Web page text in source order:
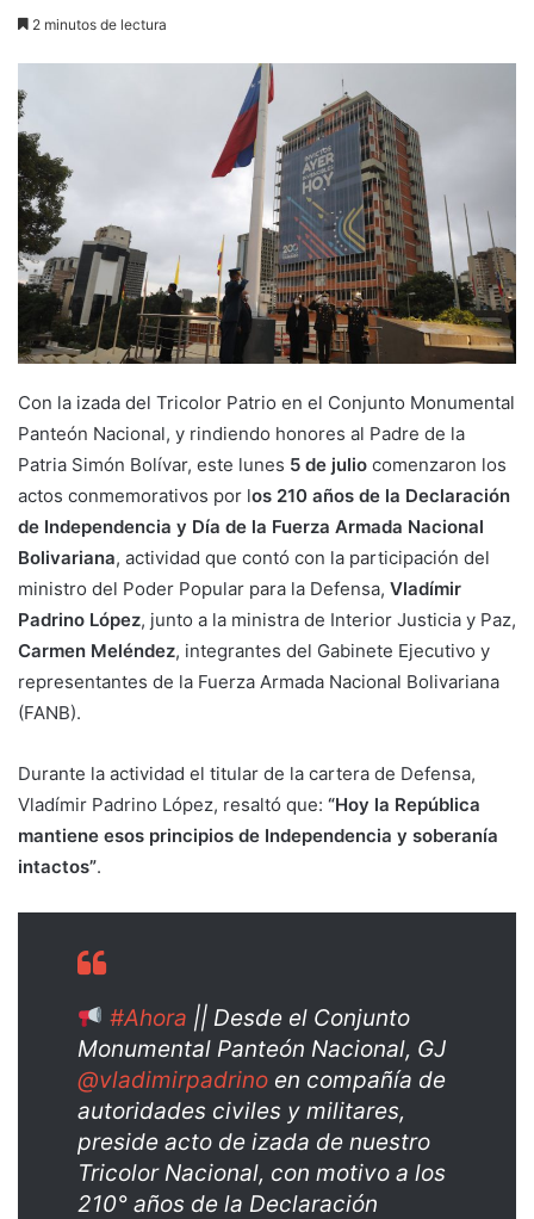
2 minutos de lectura
Con la izada del Tricolor Patrio en el Conjunto Monumental
Panteón Nacional, y rindiendo honores al Padre de la
Patria Simón Bolívar, este lunes 5 de julio comenzaron los
actos conmemorativos por los 210 años de la Declaración
de Independencia y Día de la Fuerza Armada Nacional
Bolivariana, actividad que contó con la participación del
ministro del Poder Popular para la Defensa, Vladímir
Padrino López, junto a la ministra de Interior Justicia y Paz,
Carmen Meléndez, integrantes del Gabinete Ejecutivo y
representantes de la Fuerza Armada Nacional Bolivariana
(FANB).
Durante la actividad el titular de la cartera de Defensa,
Vladímir Padrino López, resaltó que: “Hoy la República
mantiene esos principios de Independencia y soberanía
intactos”.
#Ahora || Desde el Conjunto
Monumental Panteón Nacional, GJ
@vladimirpadrino en compañía de
autoridades civiles y militares,
preside acto de izada de nuestro
Tricolor Nacional, con motivo a los
210° años de la Declaración